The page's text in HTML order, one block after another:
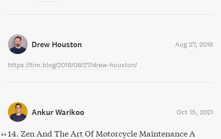
Drew Houston Aug 27, 2018
https://tim.blog/2018/08/27/drew-houston/
Ankur Warikoo Oct 15, 2021
14. Zen And The Art Of Motorcycle Maintenance A